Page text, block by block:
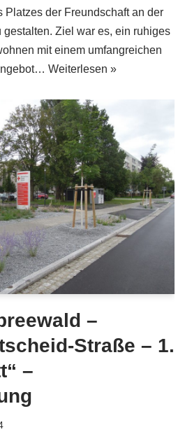
Platzes der Freundschaft an der
gestalten. Ziel war es, ein ruhiges
mit einem umfangreichen
Weiterlesen »
–
Straße – 1.
–